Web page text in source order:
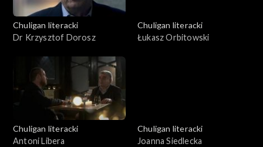
Chuligan literacki
Dr Krzysztof Dorosz
Chuligan literacki
Łukasz Orbitowski
Chuligan literacki
Antoni Libera
Chuligan literacki
Joanna Siedlecka